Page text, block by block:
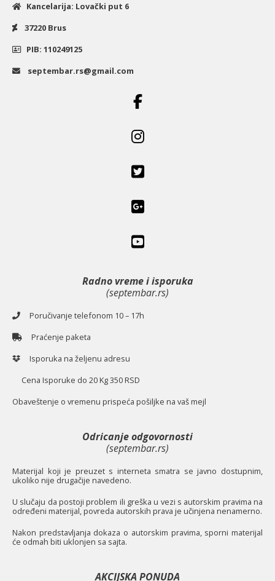
Kancelarija: Lovački put 6
37220 Brus
PIB: 110249125
septembar.rs@gmail.com
Radno vreme i isporuka
(septembar.rs)
Poručivanje telefonom 10 – 17h
Praćenje paketa
Isporuka na željenu adresu
Cena Isporuke do 20 Kg 350 RSD
Obaveštenje o vremenu prispeća pošiljke na vaš mejl
Odricanje odgovornosti
(septembar.rs)
Materijal koji je preuzet s interneta smatra se javno dostupnim,
ukoliko nije drugačije navedeno.
U slučaju da postoji problem ili greška u vezi s autorskim pravima na
određeni materijal, povreda autorskih prava je učinjena nenamerno.
Nakon predstavljanja dokaza o autorskim pravima, sporni materijal
će odmah biti uklonjen sa sajta.
AKCIJSKA PONUDA